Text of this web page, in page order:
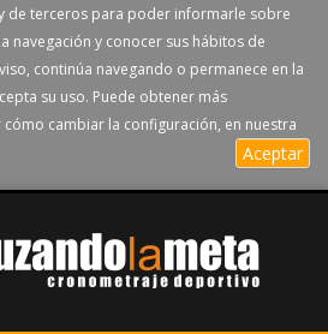
de terceros para poder informarle sobre
navegación y conocer sus hábitos de
continúa navegando o permanece en la
su uso. Puede obtener más
cambiar la configuración, en nuestra
Aceptar